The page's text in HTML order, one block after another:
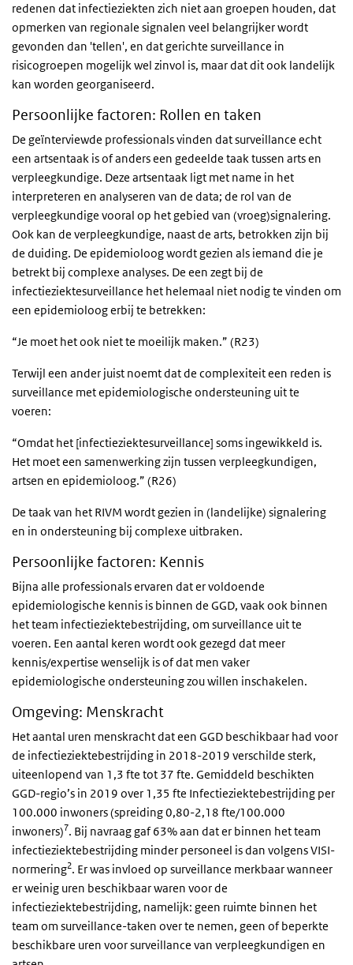
redenen dat infectieziekten zich niet aan groepen houden, dat
opmerken van regionale signalen veel belangrijker wordt
gevonden dan 'tellen', en dat gerichte surveillance in
risicogroepen mogelijk wel zinvol is, maar dat dit ook landelijk
kan worden georganiseerd.
Persoonlijke factoren: Rollen en taken
De geïnterviewde professionals vinden dat surveillance echt
een artsentaak is of anders een gedeelde taak tussen arts en
verpleegkundige. Deze artsentaak ligt met name in het
interpreteren en analyseren van de data; de rol van de
verpleegkundige vooral op het gebied van (vroeg)signalering.
Ook kan de verpleegkundige, naast de arts, betrokken zijn bij
de duiding. De epidemioloog wordt gezien als iemand die je
betrekt bij complexe analyses. De een zegt bij de
infectieziektesurveillance het helemaal niet nodig te vinden om
een epidemioloog erbij te betrekken:
“Je moet het ook niet te moeilijk maken.” (R23)
Terwijl een ander juist noemt dat de complexiteit een reden is
surveillance met epidemiologische ondersteuning uit te
voeren:
“Omdat het [infectieziektesurveillance] soms ingewikkeld is.
Het moet een samenwerking zijn tussen verpleegkundigen,
artsen en epidemioloog.” (R26)
De taak van het RIVM wordt gezien in (landelijke) signalering
en in ondersteuning bij complexe uitbraken.
Persoonlijke factoren: Kennis
Bijna alle professionals ervaren dat er voldoende
epidemiologische kennis is binnen de GGD, vaak ook binnen
het team infectieziektebestrijding, om surveillance uit te
voeren. Een aantal keren wordt ook gezegd dat meer
kennis/expertise wenselijk is of dat men vaker
epidemiologische ondersteuning zou willen inschakelen.
Omgeving: Menskracht
Het aantal uren menskracht dat een GGD beschikbaar had voor
de infectieziektebestrijding in 2018-2019 verschilde sterk,
uiteenlopend van 1,3 fte tot 37 fte. Gemiddeld beschikten
GGD-regio’s in 2019 over 1,35 fte Infectieziektebestrijding per
100.000 inwoners (spreiding 0,80-2,18 fte/100.000
inwoners)7. Bij navraag gaf 63% aan dat er binnen het team
infectieziektebestrijding minder personeel is dan volgens VISI-
normering2. Er was invloed op surveillance merkbaar wanneer
er weinig uren beschikbaar waren voor de
infectieziektebestrijding, namelijk: geen ruimte binnen het
team om surveillance-taken over te nemen, geen of beperkte
beschikbare uren voor surveillance van verpleegkundigen en